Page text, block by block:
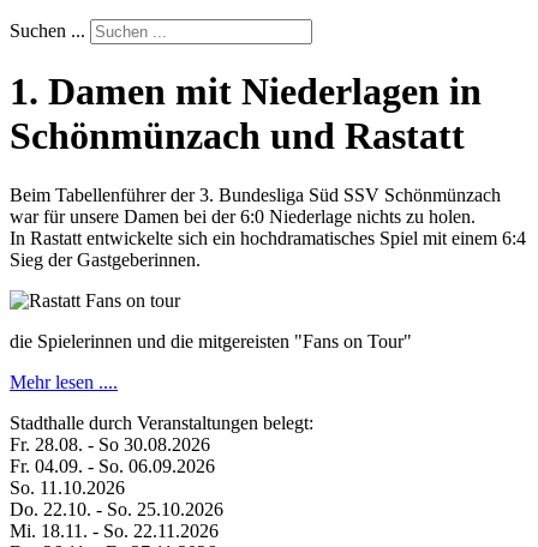
Suchen ...
1. Damen mit Niederlagen in
Schönmünzach und Rastatt
Beim Tabellenführer der 3. Bundesliga Süd SSV Schönmünzach
war für unsere Damen bei der 6:0 Niederlage nichts zu holen.
In Rastatt entwickelte sich ein hochdramatisches Spiel mit einem 6:4
Sieg der Gastgeberinnen.
die Spielerinnen und die mitgereisten "Fans on Tour"
Mehr lesen ....
Stadthalle durch Veranstaltungen belegt:
Fr. 28.08. - So 30.08.2026
Fr. 04.09. - So. 06.09.2026
So. 11.10.2026
Do. 22.10. - So. 25.10.2026
Mi. 18.11. - So. 22.11.2026